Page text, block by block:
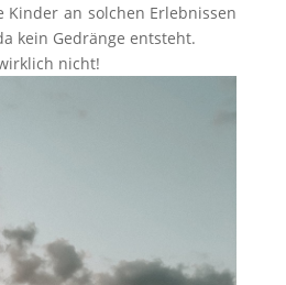
Kinder an solchen Erlebnissen
kein Gedränge entsteht.
nicht!